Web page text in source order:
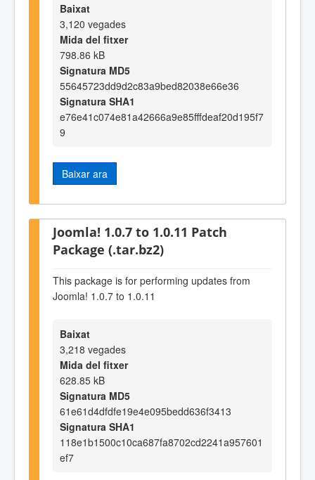
Baixat
3,120 vegades
Mida del fitxer
798.86 kB
Signatura MD5
55645723dd9d2c83a9bed82038e66e36
Signatura SHA1
e76e41c074e81a42666a9e85fffdeaf20d195f7
9
Baixar ara
Joomla! 1.0.7 to 1.0.11 Patch
Package (.tar.bz2)
This package is for performing updates from
Joomla! 1.0.7 to 1.0.11
Baixat
3,218 vegades
Mida del fitxer
628.85 kB
Signatura MD5
61e61d4dfdfe19e4e095bedd636f3413
Signatura SHA1
118e1b1500c10ca687fa8702cd2241a957601
ef7